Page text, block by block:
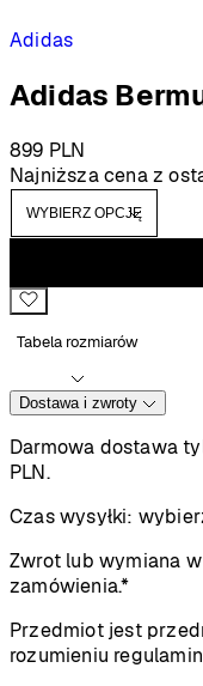
Adidas
Adidas
899 PLN
Najniższa cena z
Tabela rozmiarów
Dostawa i zwroty
Darmowa dostawa
PLN.
Czas wysyłki:
Zwrot lub wymiana
zamówienia.*
Przedmiot jest
rozumieniu